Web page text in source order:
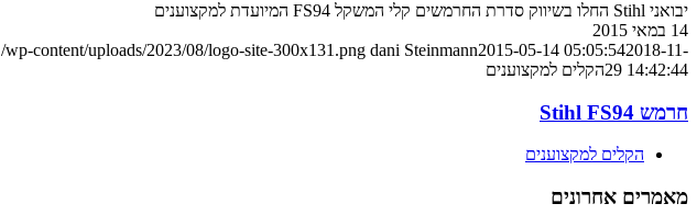
יבואני Stihl החלו בשיווק סדרת החרמשים קלי המשקל FS94 המיועדת למקצוענים
14 במאי 2015
/wp-content/uploads/2023/08/logo-site-300x131.png dani Steinmann2015-05-14 05:05:542018-11-
29 14:42:44הקלים למקצוענים
חרמש Stihl FS94
הקלים למקצוענים
מאמרים אחרונים